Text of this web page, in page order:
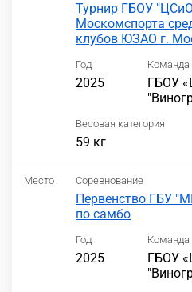
Турнир ГБОУ
Москомспорта
клубов ЮЗАО г.
Год
2025
Команда
ГБОУ
Весовая категория
59 кг
Место Соревнование
Первенство ГБУ
по самбо
Год
2025
Команда
ГБОУ